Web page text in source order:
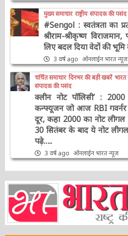
मुख्य समाचार राष्ट्रीय संपादक की पसंद
#Sengol : स्वतंत्रता का
श्रीराम-श्रीकृष्ण
लिए बदल दिया वेदों की भूमि
3 वर्ष ago ऑनलाईन भारत न्यूज़
चर्चित समाचार दिनभर की बड़ी खबरें
संपादक की पसंद
क्लीन नोट पॉलिसी’ :
कन्फ्यूजन जो आज RBI
दूर, कहा 2000 का नोट
30 सितंबर के बाद ये नोट
पढ़े…..
3 वर्ष ago ऑनलाईन भारत न्यूज़